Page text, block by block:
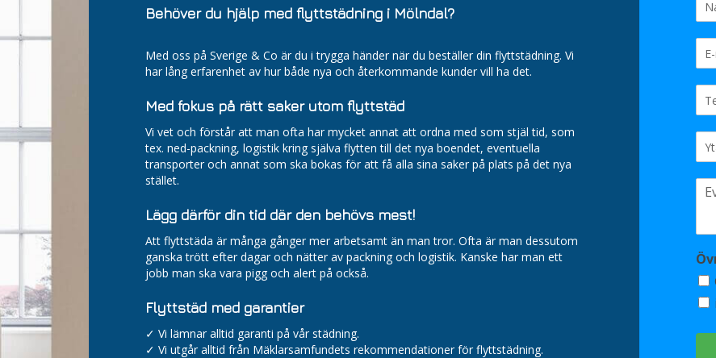
Behöver du hjälp med flyttstädning i Mölndal?
Med oss på Sverige & Co är du i trygga händer när du beställer din flyttstädning. Vi
har lång erfarenhet av hur både nya och återkommande kunder vill ha det.
Med fokus på rätt saker utom flyttstäd
Vi vet och förstår att man ofta har mycket annat att ordna med som stjäl tid, som
tex. ned-packning, logistik kring själva flytten till det nya boendet, eventuella
transporter och annat som ska bokas för att få alla sina saker på plats på det nya
stället.
Lägg därför din tid där den behövs mest!
Att flyttstäda är många gånger mer arbetsamt än man tror. Ofta är man dessutom
ganska trött efter dagar och nätter av packning och logistik. Kanske har man ett
jobb man ska vara pigg och alert på också.
Flyttstäd med garantier
✓ Vi lämnar alltid garanti på vår städning.
✓ Vi utgår alltid från Mäklarsamfundets rekommendationer för flyttstädning.